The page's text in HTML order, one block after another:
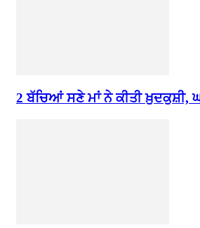
2 ਬੱਚਿਆਂ ਸਣੇ ਮਾਂ ਨੇ ਕੀਤੀ ਖ਼ੁਦਕੁਸ਼ੀ,